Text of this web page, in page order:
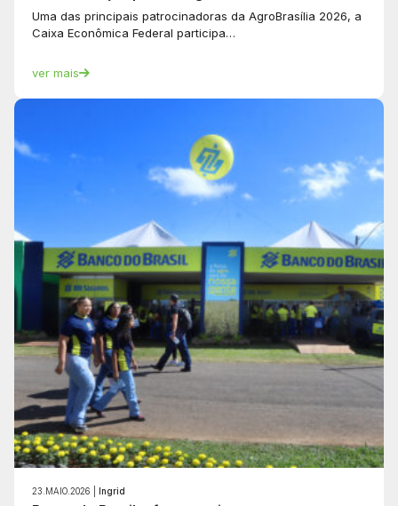
Uma das principais patrocinadoras da AgroBrasília 2026, a
Caixa Econômica Federal participa…
ver mais
23.MAIO.2026 | Ingrid